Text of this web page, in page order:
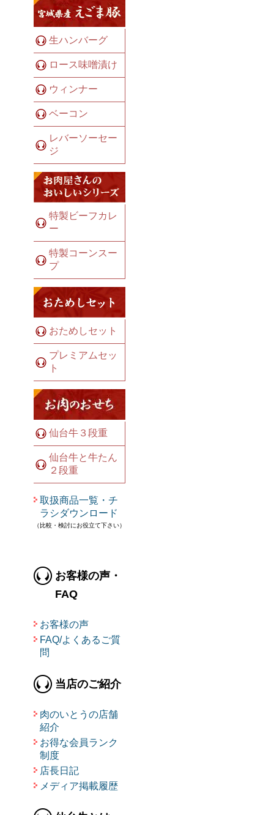
生ハンバーグ
ロース味噌漬け
ウィンナー
ベーコン
レバーソーセー
ジ
特製ビーフカレ
ー
特製コーンスー
プ
おためしセット
プレミアムセッ
ト
仙台牛３段重
仙台牛と牛たん
２段重
取扱商品一覧・チ
ラシダウンロード
（比較・検討にお役立て下さい）
お客様の声・
FAQ
お客様の声
FAQ/よくあるご質
問
当店のご紹介
肉のいとうの店舗
紹介
お得な会員ランク
制度
店長日記
メディア掲載履歴